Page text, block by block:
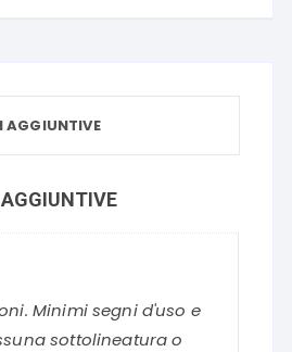
AGGIUNTIVE
Minimi segni d'uso e
sottolineatura o